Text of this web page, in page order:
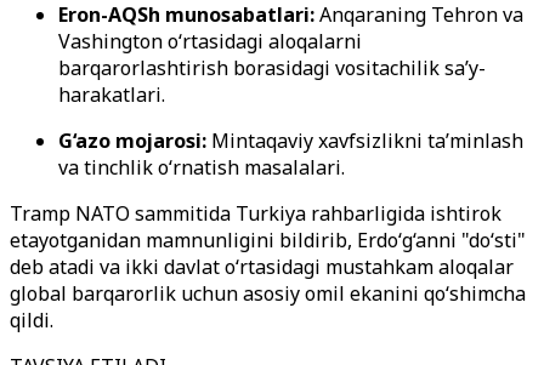
Eron-AQSh munosabatlari:Anqaraning Tehron va
Vashington o‘rtasidagi aloqalarni
barqarorlashtirish borasidagi vositachilik sa’y-
harakatlari.
G‘azo mojarosi: Mintaqaviy xavfsizlikni ta’minlash
va tinchlik o‘rnatish masalalari.
Tramp NATO sammitida Turkiya rahbarligida ishtirok
etayotganidan mamnunligini bildirib, Erdo‘g‘anni "do‘sti"
deb atadi va ikki davlat o‘rtasidagi mustahkam aloqalar
global barqarorlik uchun asosiy omil ekanini qo‘shimcha
qildi.